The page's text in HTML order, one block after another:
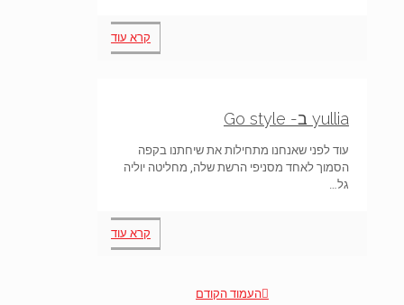
קרא עוד
yullia ב- Go style
עוד לפני שאנחנו מתחילות את שיחתנו בקפה
הסמוך לאחד מסניפי הרשת שלה, מחליטה יוליה
גל…
קרא עוד
העמוד הקודם